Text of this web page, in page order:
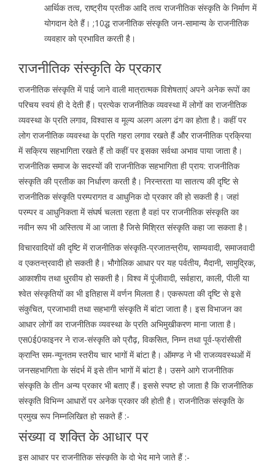
आर्थिक तत्व, राष्ट्रीय प्रतीक आदि तत्व राजनीतिक संस्कृति के निर्माण में
योगदान देते हैं। ;10द्ध राजनीतिक संस्कृति जन-सामान्य के राजनीतिक
व्यवहार को प्रभावित करती है।
राजनीतिक संस्कृति के प्रकार
राजनीतिक संस्कृति में पाई जाने वाली मात्रात्मक विशेषताएं अपने अनेक रूपों का
परिचय स्वयं ही दे देती हैं। प्रत्येक राजनीतिक व्यवस्था में लोगों का राजनीतिक
व्यवस्था के प्रति लगाव, विश्वास व मूल्य अलग अलग ढंग का होता है। कहीं पर
लोग राजनीतिक व्यवस्था के प्रति गहरा लगाव रखते हैं और राजनीतिक प्रक्रिया
में सक्रिय सहभागिता रखते हैं तो कहीं पर इसका सर्वथा अभाव पाया जाता है।
राजनीतिक समाज के सदस्यों की राजनीतिक सहभागिता ही प्राय: राजनीतिक
संस्कृति की प्रतीक का निर्धारण करती है। निरन्तरता या सातत्य की दृष्टि से
राजनीतिक संस्कृति परम्परागत व आधुनिक दो प्रकार की हो सकती है। जहां
परम्पर व आधुनिकता में संघर्ष चलता रहता है वहां पर राजनीतिक संस्कृति का
नवीन रूप भी अस्तित्व में आ जाता है जिसे मिश्रित संस्कृति कहा जा सकता है।
विचारवादियों की दृष्टि में राजनीतिक संस्कृति-प्रजातन्त्रीय, साम्यवादी, समाजवादी
व एकतन्त्रवादी हो सकती है। भौगोलिक आधार पर यह पर्वतीय, मैदानी, सामुद्रिक,
आकाशीय तथा धु्रवीय हो सकती है। विश्व में पूंजीवादी, सर्वहारा, काली, पीली या
श्वेत संस्कृतियों का भी इतिहास में वर्णन मिलता है। एकरूपता की दृष्टि से इसे
संकुचित, प्रजाभावी तथा सहभागी संस्कृति में बांटा जाता है। इस विभाजन का
आधार लोगों का राजनीतिक व्यवस्था के प्रति अभिमुखीकरण माना जाता है।
एस0ई0फाइनर ने राज-संस्कृति को प्रौढ़, विकसित, निम्न तथा पूर्व-फ्रांसीसी
क्रान्ति सम-न्यूनतम स्तरीय चार भागों में बांटा है। ऑमण्ड ने भी राजव्यवस्थओं में
जनसहभागिता के संदर्भ में इसे तीन भागों में बांटा है। उसने आगे राजनीतिक
संस्कृति के तीन अन्य प्रकार भी बताए हैं। इससे स्पष्ट हो जाता है कि राजनीतिक
संस्कृति विभिन्न आधारों पर अनेक प्रकार की होती है। राजनीतिक संस्कृति के
प्रमुख रूप निम्नलिखित हो सकते हैं :-
संख्या व शक्ति के आधार पर
इस आधार पर राजनीतिक संस्कृति के दो भेद माने जाते हैं :-